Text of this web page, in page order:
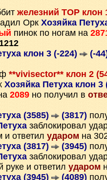
железний ТОР клон
Орк Хозяйка
пинок по ногам на
1212
клон 3 (-224)
(-
**vivisector** клон 2
Хозяйка Петуха клон 3
2089 но получил в
(3585) (3817)
заблокировал
и ответил ударом на
(3817) (3945)
заблокировал
руке и ответил ударом
(3945) (4089)